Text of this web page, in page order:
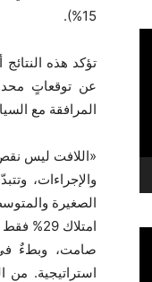
15%).
تؤكد هذه
عن توقعاتٍ
المرافقة مع
«اللافت ليس نقص
والإجراءات،
الصغيرة
امتلاك
صامت، وبطءٌ في
استراتيجية. من